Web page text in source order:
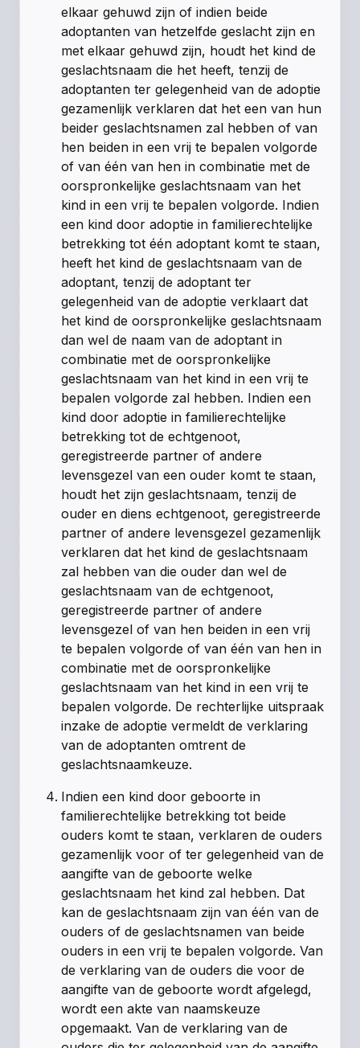
elkaar gehuwd zijn of indien beide
adoptanten van hetzelfde geslacht zijn en
met elkaar gehuwd zijn, houdt het kind de
geslachtsnaam die het heeft, tenzij de
adoptanten ter gelegenheid van de adoptie
gezamenlijk verklaren dat het een van hun
beider geslachtsnamen zal hebben of van
hen beiden in een vrij te bepalen volgorde
of van één van hen in combinatie met de
oorspronkelijke geslachtsnaam van het
kind in een vrij te bepalen volgorde. Indien
een kind door adoptie in familierechtelijke
betrekking tot één adoptant komt te staan,
heeft het kind de geslachtsnaam van de
adoptant, tenzij de adoptant ter
gelegenheid van de adoptie verklaart dat
het kind de oorspronkelijke geslachtsnaam
dan wel de naam van de adoptant in
combinatie met de oorspronkelijke
geslachtsnaam van het kind in een vrij te
bepalen volgorde zal hebben. Indien een
kind door adoptie in familierechtelijke
betrekking tot de echtgenoot,
geregistreerde partner of andere
levensgezel van een ouder komt te staan,
houdt het zijn geslachtsnaam, tenzij de
ouder en diens echtgenoot, geregistreerde
partner of andere levensgezel gezamenlijk
verklaren dat het kind de geslachtsnaam
zal hebben van die ouder dan wel de
geslachtsnaam van de echtgenoot,
geregistreerde partner of andere
levensgezel of van hen beiden in een vrij
te bepalen volgorde of van één van hen in
combinatie met de oorspronkelijke
geslachtsnaam van het kind in een vrij te
bepalen volgorde. De rechterlijke uitspraak
inzake de adoptie vermeldt de verklaring
van de adoptanten omtrent de
geslachtsnaamkeuze.
Indien een kind door geboorte in
familierechtelijke betrekking tot beide
ouders komt te staan, verklaren de ouders
gezamenlijk voor of ter gelegenheid van de
aangifte van de geboorte welke
geslachtsnaam het kind zal hebben. Dat
kan de geslachtsnaam zijn van één van de
ouders of de geslachtsnamen van beide
ouders in een vrij te bepalen volgorde. Van
de verklaring van de ouders die voor de
aangifte van de geboorte wordt afgelegd,
wordt een akte van naamskeuze
opgemaakt. Van de verklaring van de